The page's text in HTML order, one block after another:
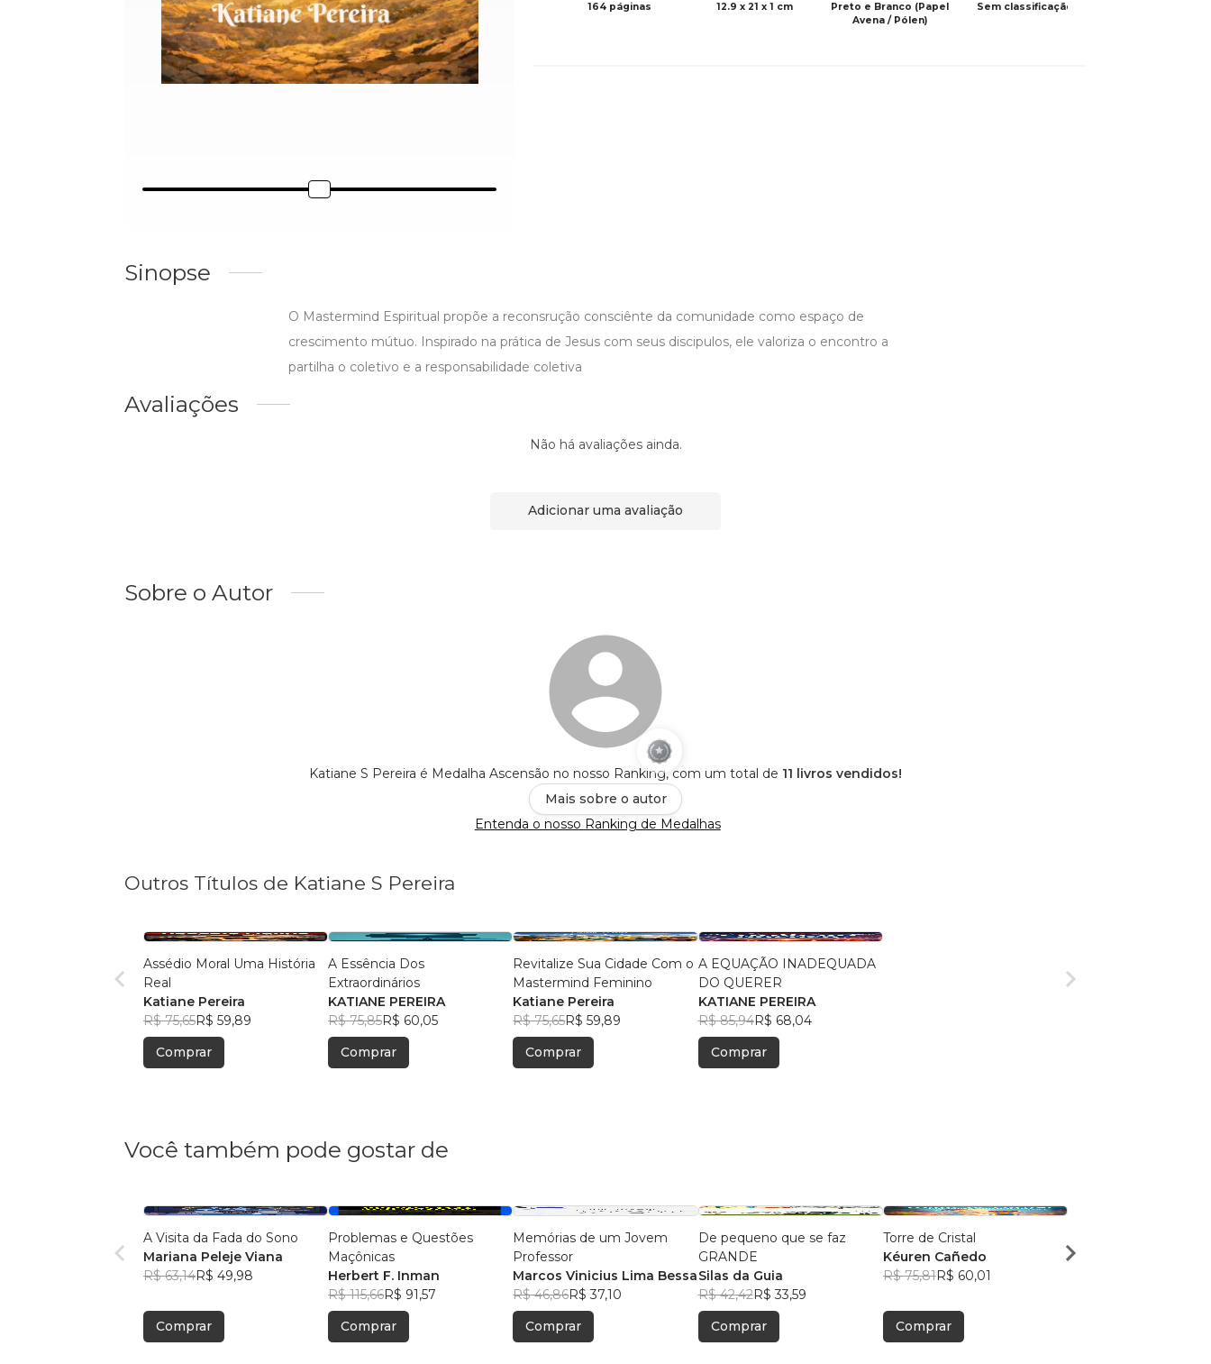
164 páginas 12.9 x 21 x 1 cm
Preto e Branco (Papel
Avena / Pólen)
Sem classificação
Sinopse
O Mastermind Espiritual propõe a reconsrução consciênte da comunidade como espaço de
crescimento mútuo. Inspirado na prática de Jesus com seus discipulos, ele valoriza o encontro a
partilha o coletivo e a responsabilidade coletiva
Avaliações
Não há avaliações ainda.
Adicionar uma avaliação
Sobre o Autor
Katiane S Pereira é Medalha Ascensão no nosso Ranking, com um total de 11 livros vendidos!
Mais sobre o autor
Entenda o nosso Ranking de Medalhas
Outros Títulos de Katiane S Pereira
Assédio Moral Uma História
Real
Katiane Pereira
R$ 75,65R$ 59,89
Comprar
A Essência Dos
Extraordinários
KATIANE PEREIRA
R$ 75,85R$ 60,05
Comprar
Revitalize Sua Cidade Com o
Mastermind Feminino
Katiane Pereira
R$ 75,65R$ 59,89
Comprar
A EQUAÇÃO INADEQUADA
DO QUERER
KATIANE PEREIRA
R$ 85,94R$ 68,04
Comprar
Você também pode gostar de
A Visita da Fada do Sono
Mariana Peleje Viana
R$ 63,14R$ 49,98
Comprar
Problemas e Questões
Maçônicas
Herbert F. Inman
R$ 115,66R$ 91,57
Comprar
Memórias de um Jovem
Professor
Marcos Vinicius Lima Bessa
R$ 46,86R$ 37,10
Comprar
De pequeno que se faz
GRANDE
Silas da Guia
R$ 42,42R$ 33,59
Comprar
Torre de Cristal
Kéuren Cañedo
R$ 75,81R$ 60,01
Comprar
Marcos Dattoli